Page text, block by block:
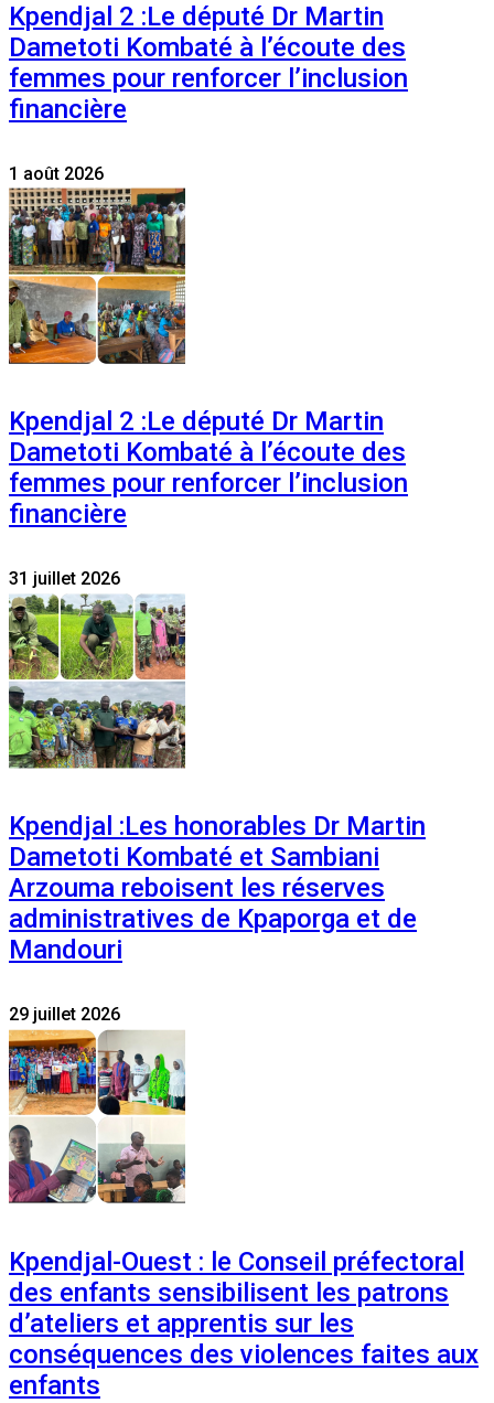
Kpendjal 2 :Le député Dr Martin
Dametoti Kombaté à l’écoute des
femmes pour renforcer l’inclusion
financière
1 août 2026
Kpendjal 2 :Le député Dr Martin
Dametoti Kombaté à l’écoute des
femmes pour renforcer l’inclusion
financière
31 juillet 2026
Kpendjal :Les honorables Dr Martin
Dametoti Kombaté et Sambiani
Arzouma reboisent les réserves
administratives de Kpaporga et de
Mandouri
29 juillet 2026
Kpendjal-Ouest : le Conseil préfectoral
des enfants sensibilisent les patrons
d’ateliers et apprentis sur les
conséquences des violences faites aux
enfants